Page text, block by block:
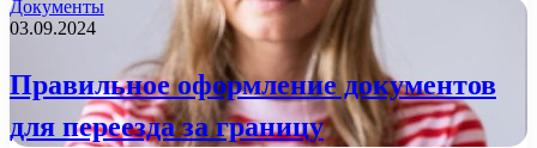
Документы
03.09.2024
Правильное оформление документов
для переезда за границу